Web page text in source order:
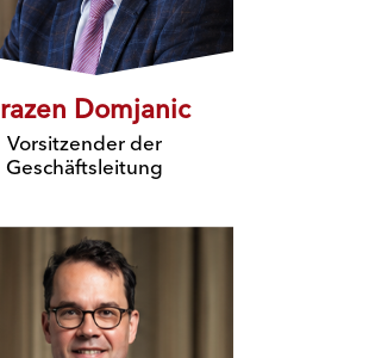
Domjanic
Vorsitzender der
Geschäftsleitung